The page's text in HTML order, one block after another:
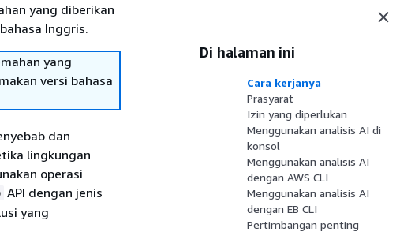
yang diberikan
Inggris.
yang
versi bahasa
dan
lingkungan
operasi
API dengan jenis
yang
Di halaman ini
Cara kerjanya
Prasyarat
Izin yang diperlukan
Menggunakan analisis AI di
konsol
Menggunakan analisis AI
dengan AWS CLI
Menggunakan analisis AI
dengan EB CLI
Pertimbangan penting